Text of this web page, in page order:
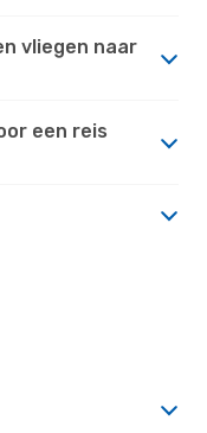
vliegen naar
een reis